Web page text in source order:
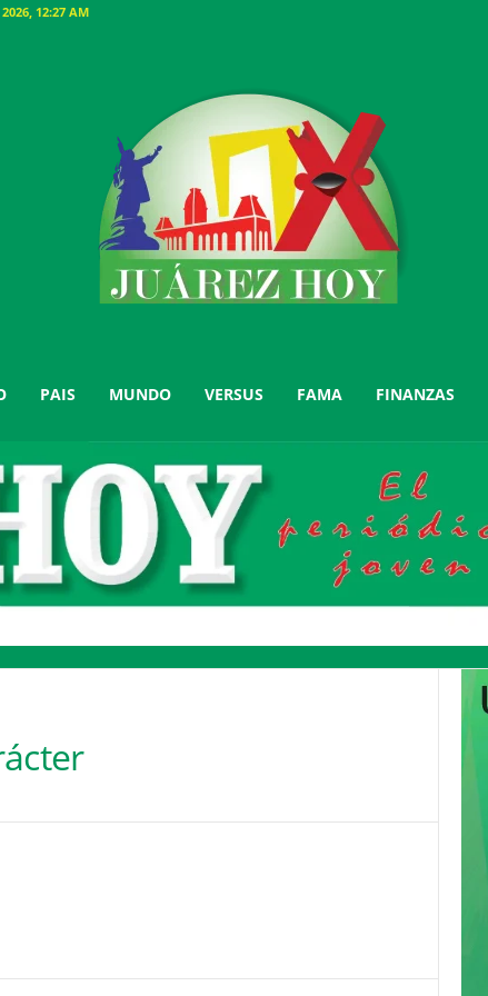
12:27 AM
PAIS MUNDO VERSUS FAMA FINANZAS